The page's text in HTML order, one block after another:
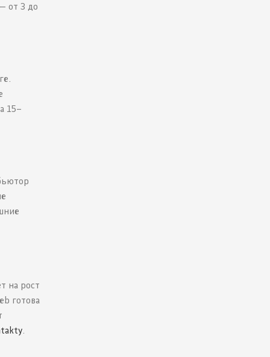
от 3 до
15–
на рост
готова
.